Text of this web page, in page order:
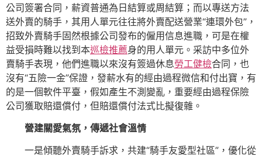
公司簽署合同，薪資普通為日結算或周結算；而以專送方法
送外賣的騎手，其用人單元往往將外賣配送營業“連環外包”，
招致外賣騎手固然根據公司發布的僱用信息進職，可是在權
益受損時難以找到本巡檢推薦身的用人單元。采訪中多位外
賣騎手表現，他們進職以來沒有簽過休息勞工健檢合同，也
沒有“五險一金”保證，發薪水有的經由過程微信和付出寶，有
的是一個軟件平臺，假如產生不測變亂，重要經由過程保險
公司獲取賠還償付，但賠還償付法式比擬復雜。
營建關愛氣氛，傳遞社會溫情
一是傾聽外賣騎手訴求，共建“騎手友愛型社區”，優化從